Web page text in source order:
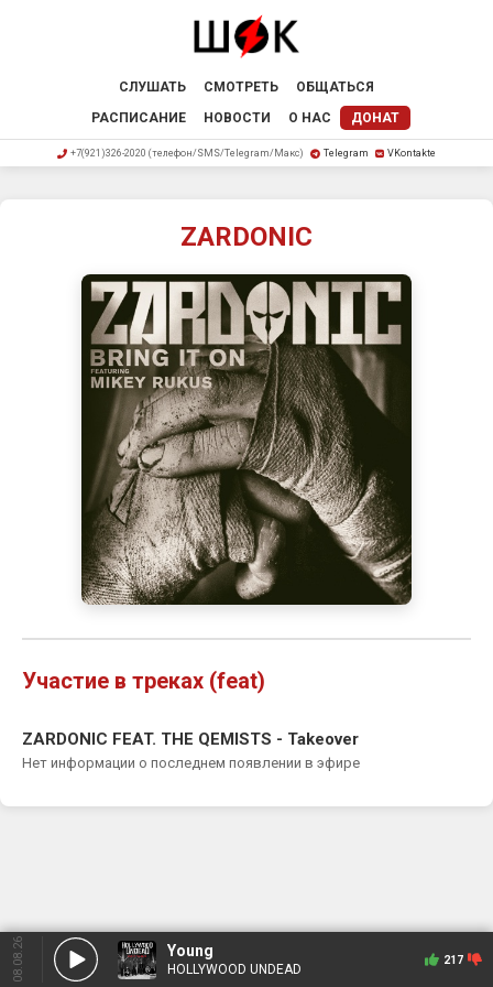
СЛУШАТЬ СМОТРЕТЬ
ОБЩАТЬСЯ
РАСПИСАНИЕ
НОВОСТИ О НАС ДОНАТ
+7(921)326-2020 (телефон/SMS/Telegram/Макс) Telegram VKontakte
ZARDONIC
Участие в треках (feat)
ZARDONIC FEAT. THE QEMISTS - Takeover
Нет информации о последнем появлении в эфире
08.08.26 Young
HOLLYWOOD UNDEAD
217